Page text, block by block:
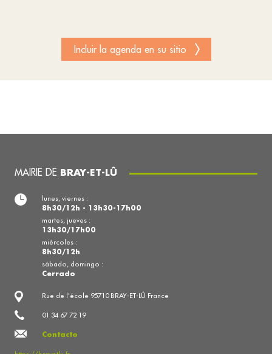
Incluir la agenda en su sitio
MAIRIE DE BRAY-ET-LÛ
Rue de l'école 95710 BRAY-ET-LÛ France
01 34 67 72 19
Contacto
lunes, viernes :
8h30/12h - 13h30-17h00
martes, jueves :
13h30/17h00
miércoles :
8h30/12h
sábado, domingo :
Cerrado